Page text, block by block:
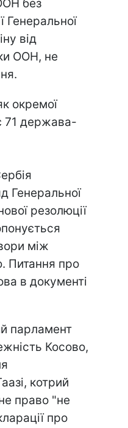
без
Генеральної
від
ООН, не
окремої
71 держава-
Генеральної
резолюції
між
Питання про
в документі
парламент
Косово,
котрий
право "не
про